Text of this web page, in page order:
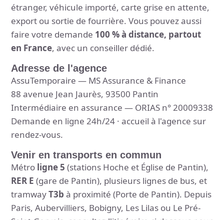
étranger, véhicule importé, carte grise en attente,
export ou sortie de fourrière. Vous pouvez aussi
faire votre demande 100 % à distance, partout
en France, avec un conseiller dédié.
Adresse de l'agence
AssuTemporaire — MS Assurance & Finance
88 avenue Jean Jaurès, 93500 Pantin
Intermédiaire en assurance — ORIAS n° 20009338
Demande en ligne 24h/24 · accueil à l'agence sur
rendez-vous.
Venir en transports en commun
Métro ligne 5 (stations Hoche et Église de Pantin),
RER E (gare de Pantin), plusieurs lignes de bus, et
tramwayT3b à proximité (Porte de Pantin). Depuis
Paris, Aubervilliers, Bobigny, Les Lilas ou Le Pré-